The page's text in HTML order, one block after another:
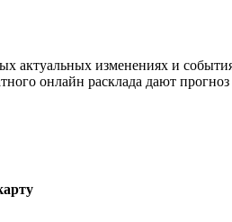
актуальных изменениях и
онлайн расклада дают